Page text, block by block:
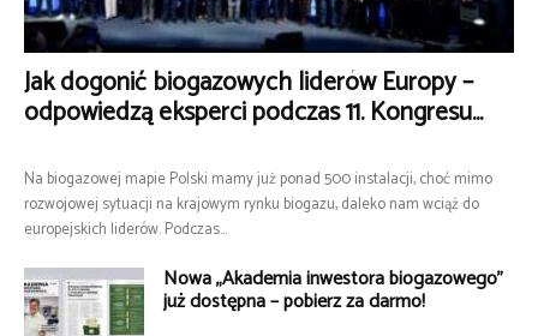
Jak dogonić biogazowych liderów Europy –
odpowiedzą eksperci podczas 11. Kongresu...
Na biogazowej mapie Polski mamy już ponad 500 instalacji, choć mimo
rozwojowej sytuacji na krajowym rynku biogazu, daleko nam wciąż do
europejskich liderów. Podczas...
Nowa „Akademia inwestora biogazowego”
już dostępna – pobierz za darmo!